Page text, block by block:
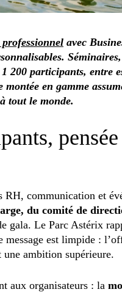
professionnel avec
200 participants, entre
en gamme
tout le monde.
communication et
du comité de
gala. Le Parc Astérix
message est limpide :
une ambition supérieure.
aux organisateurs : la